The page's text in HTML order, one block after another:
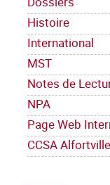
Histoire
International
MST
Notes de
NPA
Page Web
CCSA Alfortville